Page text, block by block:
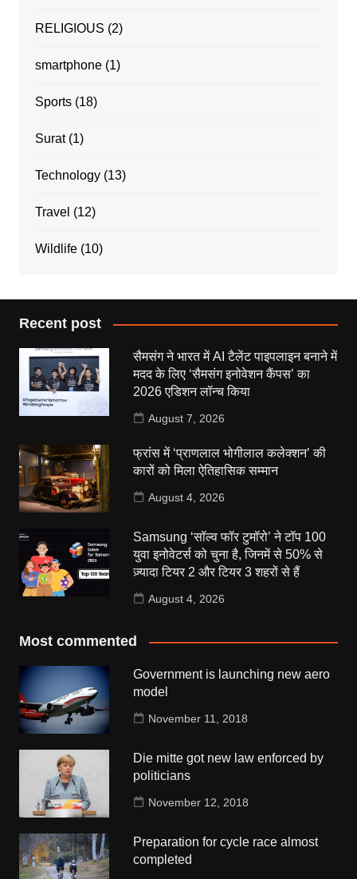
RELIGIOUS (2)
smartphone(1)
Sports(18)
Surat(1)
Technology(13)
Travel (12)
Wildlife(10)
Recent post
सैमसंग ने भारत में AI टैलेंट पाइपलाइन बनाने में
मदद के लिए ‘सैमसंग इनोवेशन कैंपस’ का
2026 एडिशन लॉन्च किया
August 7, 2026
फ्रांस में ‘प्राणलाल भोगीलाल कलेक्शन’ की
कारों को मिला ऐतिहासिक सम्मान
August 4, 2026
Samsung ‘सॉल्व फॉर टुमॉरो’ ने टॉप 100
युवा इनोवेटर्स को चुना है, जिनमें से 50% से
ज़्यादा टियर 2 और टियर 3 शहरों से हैं
August 4, 2026
Most commented
Government is launching new aero
model
November 11, 2018
Die mitte got new law enforced by
politicians
November 12, 2018
Preparation for cycle race almost
completed